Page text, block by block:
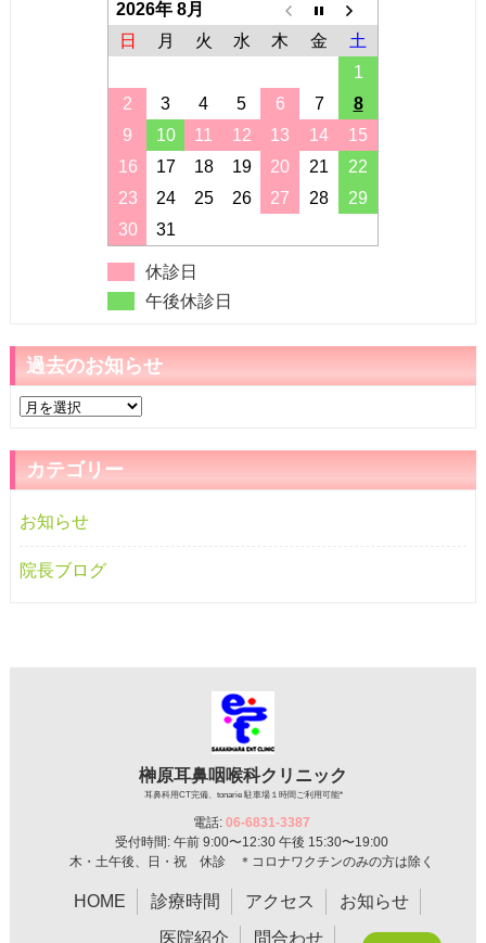
2026年 8月
日
月 火 水 木 金
土
1
2
3 4 5 6 7
8
9
10 11 12 13 14
15
16
17 18 19 20 21
22
23
24 25 26 27 28
29
30
31
休診日
午後休診日
過去のお知らせ
過
の
お
ら
せ
カテゴリー
お知らせ
院長ブログ
榊原耳鼻咽喉科クリニック
耳鼻科用CT完備、tonarie 駐車場１時間ご利用可能*
電話:06-6831-3387
受付時間: 午前 9:00〜12:30 午後 15:30〜19:00
木・土午後、日・祝 休診 ＊コロナワクチンのみの方は除く
HOME 診療時間 アクセス
お知らせ
医院紹介
問合わせ